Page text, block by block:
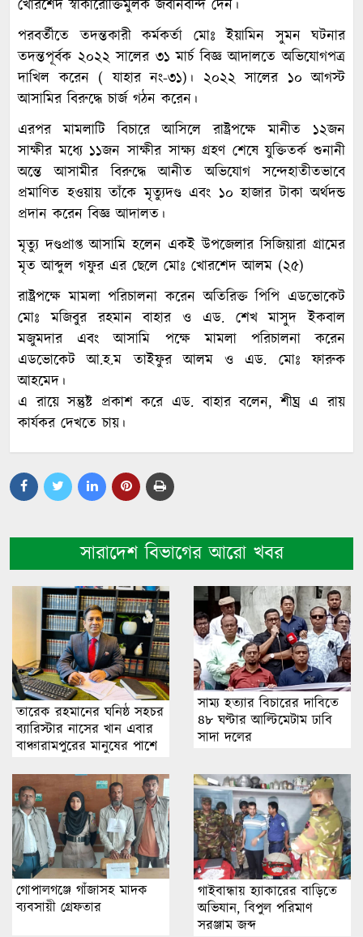
খোরশেদ স্বীকারোক্তিমুলক জবানবন্দি দেন।
পরবর্তীতে তদন্তকারী কর্মকর্তা মোঃ ইয়ামিন সুমন ঘটনার
তদন্তপূর্বক ২০২২ সালের ৩১ মার্চ বিজ্ঞ আদালতে অভিযোগপত্র
দাখিল করেন ( যাহার নং-৩১)। ২০২২ সালের ১০ আগস্ট
আসামির বিরুদ্ধে চার্জ গঠন করেন।
এরপর মামলাটি বিচারে আসিলে রাষ্ট্রপক্ষে মানীত ১২জন
সাক্ষীর মধ্যে ১১জন সাক্ষীর সাক্ষ্য গ্রহণ শেষে যুক্তিতর্ক শুনানী
অন্তে আসামীর বিরুদ্ধে আনীত অভিযোগ সন্দেহাতীতভাবে
প্রমাণিত হওয়ায় তাঁকে মৃত্যুদণ্ড এবং ১০ হাজার টাকা অর্থদন্ড
প্রদান করেন বিজ্ঞ আদালত।
মৃত্যু দণ্ডপ্রাপ্ত আসামি হলেন একই উপজেলার সিজিয়ারা গ্রামের
মৃত আব্দুল গফুর এর ছেলে মোঃ খোরশেদ আলম (২৫)
রাষ্ট্রপক্ষে মামলা পরিচালনা করেন অতিরিক্ত পিপি এডভোকেট
মোঃ মজিবুর রহমান বাহার ও এড. শেখ মাসুদ ইকবাল
মজুমদার এবং আসামি পক্ষে মামলা পরিচালনা করেন
এডভোকেট আ.হ.ম তাইফুর আলম ও এড. মোঃ ফারুক
আহমেদ।
এ রায়ে সন্তুষ্ট প্রকাশ করে এড. বাহার বলেন, শীঘ্র এ রায়
কার্যকর দেখতে চায়।
সারাদেশ বিভাগের আরো খবর
তারেক রহমানের ঘনিষ্ঠ সহচর
ব্যারিস্টার নাসের খান এবার
বাঞ্চারামপুরের মানুষের পাশে
সাম্য হত্যার বিচারের দা‌বি‌তে
৪৮ ঘণ্টার আ‌ল্টি‌মেটাম ঢাবি
সাদা দ‌লের
গোপালগঞ্জে গাঁজাসহ মাদক
ব্যবসায়ী গ্রেফতার
গাইবান্ধায় হ্যাকারের বাড়িতে
অভিযান, বিপুল পরিমাণ
সরঞ্জাম জব্দ